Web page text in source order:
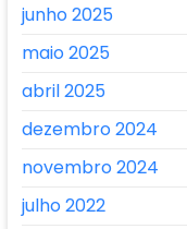
junho 2025
maio 2025
abril 2025
dezembro 2024
novembro 2024
julho 2022